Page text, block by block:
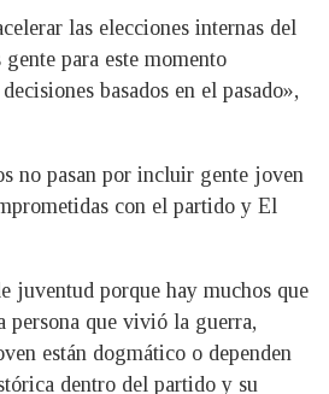
las elecciones internas del
para este momento
basados en el pasado»,
no pasan por incluir gente joven
con el partido y El
juventud porque hay muchos que
persona que vivió la guerra,
están dogmático o dependen
dentro del partido y su